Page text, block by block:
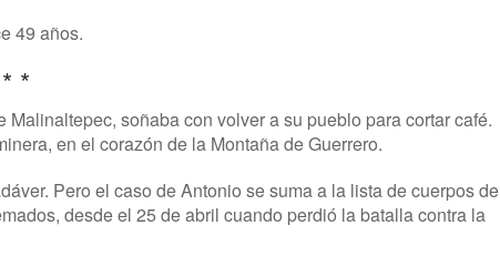
49 años.
*
soñaba con volver a su pueblo para cortar café.
en el corazón de la Montaña de Guerrero.
Pero el caso de Antonio se suma a la lista de cuerpos de
desde el 25 de abril cuando perdió la batalla contra la